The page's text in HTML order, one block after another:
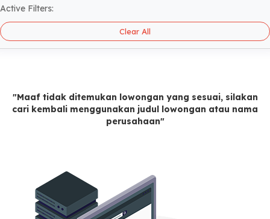
Active Filters:
Clear All
"Maaf tidak ditemukan lowongan yang sesuai, silakan
cari kembali menggunakan judul lowongan atau nama
perusahaan"